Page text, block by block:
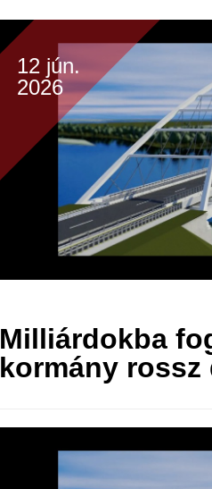
12 jún.
2026
Milliárdokba
kormány rossz